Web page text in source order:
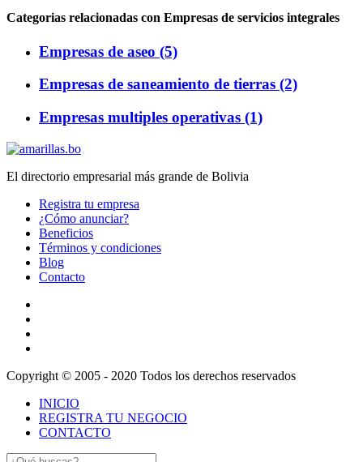
Categorias relacionadas con Empresas de servicios integrales
Empresas de aseo (5)
Empresas de saneamiento de tierras (2)
Empresas multiples operativas (1)
El directorio empresarial más grande de Bolivia
Registra tu empresa
¿Cómo anunciar?
Beneficios
Términos y condiciones
Blog
Contacto
Copyright © 2005 - 2020 Todos los derechos reservados
INICIO
REGISTRA TU NEGOCIO
CONTACTO